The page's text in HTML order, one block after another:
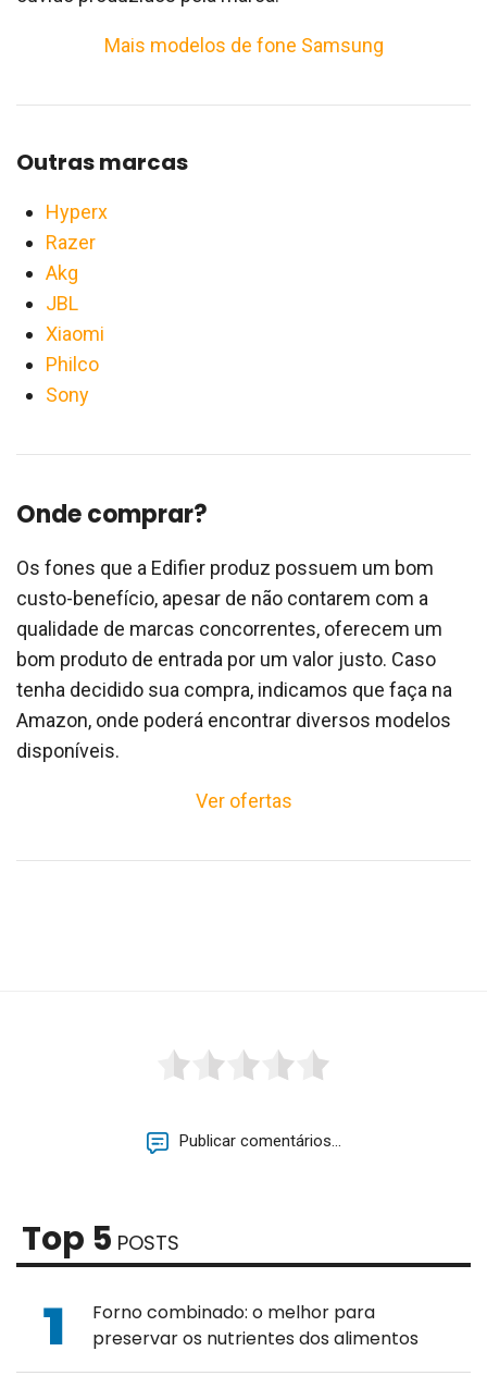
Mais modelos de fone Samsung
Outras marcas
Hyperx
Razer
Akg
JBL
Xiaomi
Philco
Sony
Onde comprar?
Os fones que a Edifier produz possuem um bom
custo-benefício, apesar de não contarem com a
qualidade de marcas concorrentes, oferecem um
bom produto de entrada por um valor justo. Caso
tenha decidido sua compra, indicamos que faça na
Amazon, onde poderá encontrar diversos modelos
disponíveis.
Ver ofertas
Publicar comentários...
Top 5 POSTS
Forno combinado: o melhor para
preservar os nutrientes dos alimentos